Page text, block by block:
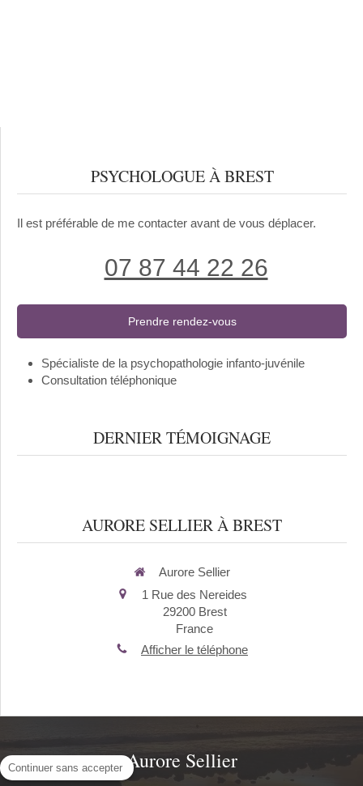
PSYCHOLOGUE À BREST
Il est préférable de me contacter avant de vous déplacer.
07 87 44 22 26
Prendre rendez-vous
Spécialiste de la psychopathologie infanto-juvénile
Consultation téléphonique
DERNIER TÉMOIGNAGE
AURORE SELLIER À BREST
Aurore Sellier
1 Rue des Nereides
29200 Brest
France
Afficher le téléphone
Aurore Sellier
Continuer sans accepter